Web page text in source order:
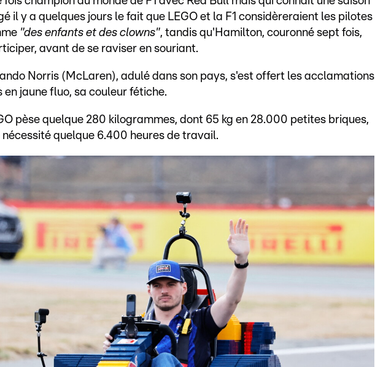
il y a quelques jours le fait que LEGO et la F1 considèreraient les pilotes
"des enfants et des clowns", tandis qu'Hamilton, couronné sept fois,
avant de se raviser en souriant.
Norris (McLaren), adulé dans son pays, s'est offert les acclamations
en jaune fluo, sa couleur fétiche.
pèse quelque 280 kilogrammes, dont 65 kg en 28.000 petites briques,
quelque 6.400 heures de travail.